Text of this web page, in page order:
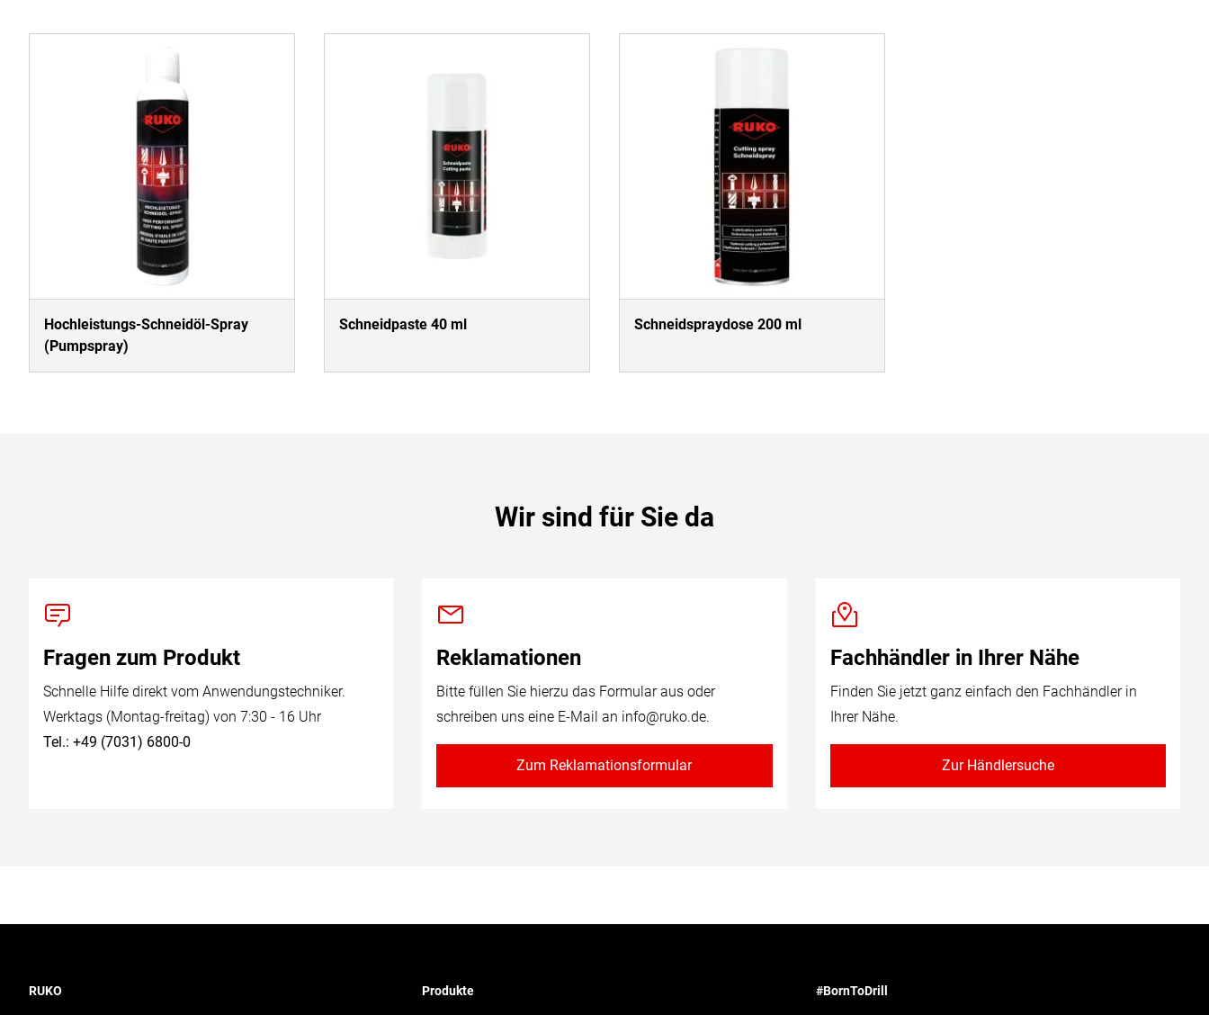
Hochleistungs-Schneidöl-Spray
(Pumpspray)
Schneidpaste 40 ml Schneidspraydose 200 ml
Wir sind für Sie da
Fragen zum Produkt
Schnelle Hilfe direkt vom Anwendungstechniker.
Werktags (Montag-freitag) von 7:30 - 16 Uhr
Tel.: +49 (7031) 6800-0
Reklamationen
Bitte füllen Sie hierzu das Formular aus oder
schreiben uns eine E-Mail an info@ruko.de.
Zum Reklamationsformular
Fachhändler in Ihrer Nähe
Finden Sie jetzt ganz einfach den Fachhändler in
Ihrer Nähe.
Zur Händlersuche
RUKO Produkte #BornToDrill